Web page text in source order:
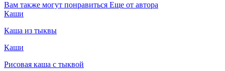
Вам также могут понравиться Еще от автора
Каши
Каша из тыквы
Каши
Рисовая каша с тыквой